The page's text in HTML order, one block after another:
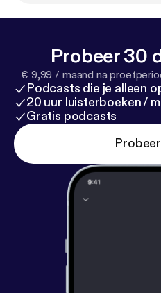
Probeer 30
€ 9,99 / maand na
Podcasts die je alleen
20 uur luisterboeken /
Gratis podcasts